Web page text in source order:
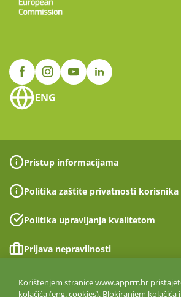
ENG
Pristup informacijama
Politika zaštite privatnosti korisnika
Politika upravljanja kvalitetom
Prijava nepravilnosti
Izjava o pristupačnosti
Korištenjem stranice www.apprrr.hr
kolačića (eng. cookies). Blokiranjem kolačića